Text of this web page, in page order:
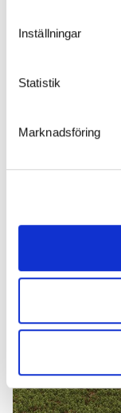
Inställningar
Statistik
Marknadsföring
Våra
finnas med i den